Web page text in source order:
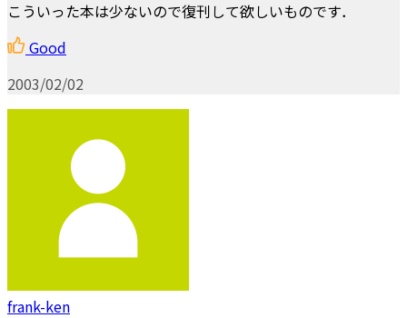
こういった本は少ないので復刊して欲しいものです．
Good
2003/02/02
frank-ken